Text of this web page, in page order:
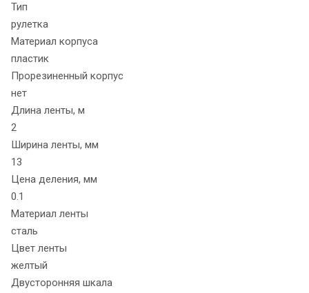
Тип
рулетка
Материал корпуса
пластик
Прорезиненный корпус
нет
Длина ленты, м
2
Ширина ленты, мм
13
Цена деления, мм
0.1
Материал ленты
сталь
Цвет ленты
желтый
Двусторонняя шкала